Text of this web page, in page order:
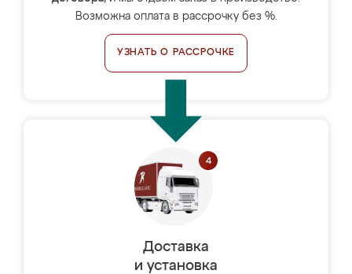
Возможна оплата в рассрочку без %.
УЗНАТЬ О РАССРОЧКЕ
Доставка
и установка